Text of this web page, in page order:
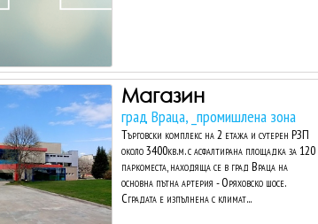
Магазин
град Враца, _промишлена зона
Търговски комплекс на 2 етажа и сутерен РЗП
около 3400кв.м. с асфалтирана площадка за 120
паркоместа, находяща се в град Враца на
основна пътна артерия - Оряховско шосе.
Сградата е изпълнена с климат...